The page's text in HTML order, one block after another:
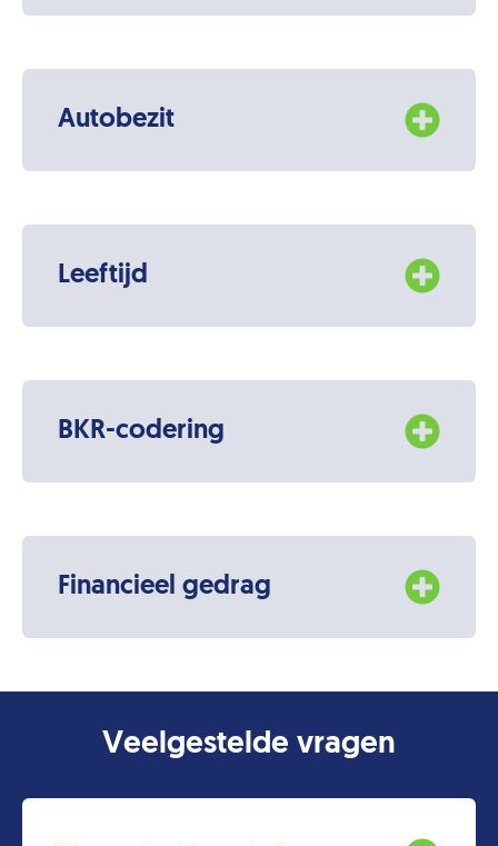
Autobezit
Leeftijd
BKR-codering
Financieel gedrag
Veelgestelde vragen